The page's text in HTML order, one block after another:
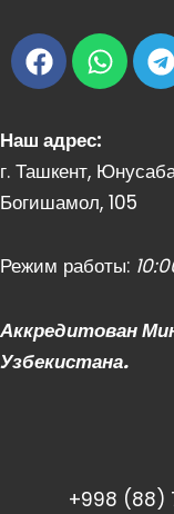
F
a
c
e
b
o
o
W
h
a
t
s
a
p
T
l
g
r
Наш адрес:
г. Ташкент,
Богишамол, 105
Режим работы:
Аккредитован
Узбекистана.
+998 (88)